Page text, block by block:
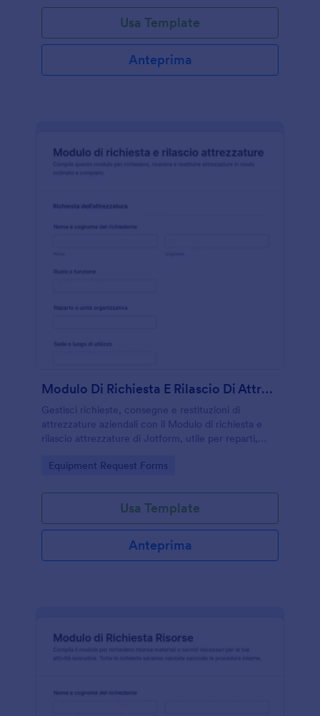
Usa Template
Anteprima
Modulo Di Richiesta E Rilascio Di Attrezzature
Gestisci richieste, consegne e restituzioni di
attrezzature aziendali con il Modulo di richiesta e
rilascio attrezzature di Jotform, utile per reparti,
la raccolta dati.
Go to Category:
Equipment Request Forms
Usa Template
Anteprima